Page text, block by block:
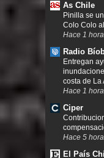
As Chile
Pinilla se
Colo Colo
Hace 1 hora.
Radio
Entregan
costa de La
Hace 1 hora.
Ciper
Hace 5
El País